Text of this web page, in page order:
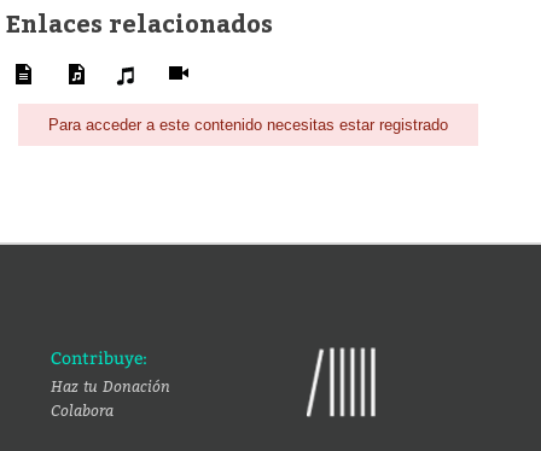
Enlaces relacionados
Para acceder a este contenido necesitas estar registrado
Contribuye:
Haz tu Donación
Colabora